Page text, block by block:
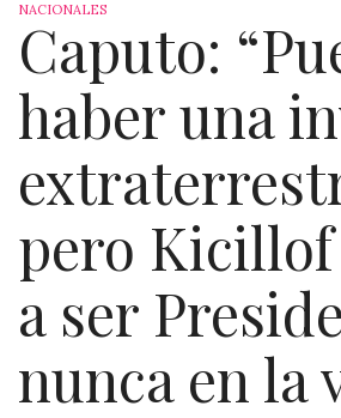
NACIONALES
Caputo:
haber una
pero Kicillof
a ser
nunca en la